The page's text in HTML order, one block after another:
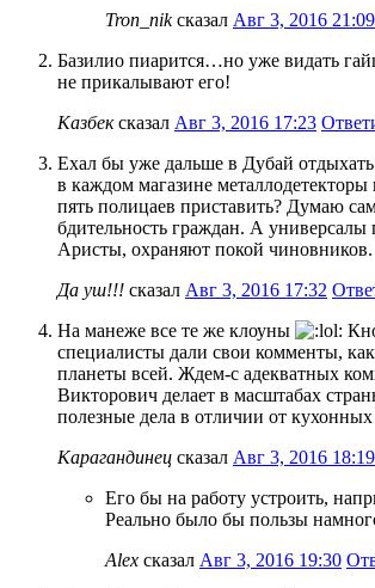
Tron_nikсказал Авг 3, 2016 21:09
Базилио пиарится…но уже видать
не прикалывают его!
Казбексказал Авг 3, 2016 17:23
Ехал бы уже дальше в Дубай
в каждом магазине металлодетекторы
пять полицаев приставить? Думаю
бдительность граждан. А универсалы
Аристы, охраняют покой чиновников.
Да уш!!! сказал Авг 3, 2016 17:32
На манеже все те же клоуны
специалисты дали свои комменты, как
планеты всей. Ждем-с адекватных
Викторович делает в масштабах
полезные дела в отличии от
Карагандинец сказал Авг 3, 2016 18:19
Его бы на работу устроить,
Реально было бы пользы
Alex сказал Авг 3, 2016 19:30